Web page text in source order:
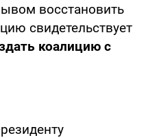
восстановить
свидетельствует
коалицию с